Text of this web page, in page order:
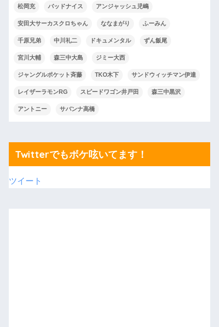
松岡充 バッドナイス アンジャッシュ児嶋
安田大サーカスクロちゃん ななまがり ふーみん
千原兄弟 中川礼二 ドキュメンタル ずん飯尾
宮川大輔 森三中大島 ジミー大西
ジャングルポケット斉藤 TKO木下 サンドウィッチマン伊達
レイザーラモンRG スピードワゴン井戸田 森三中黒沢
アントニー サバンナ高橋
Twitterでもボケ呟いてます！
ツイート